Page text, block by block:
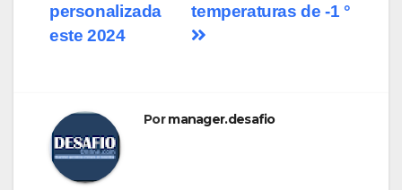
temperaturas de -1 °
personalizada
este 2024
Pormanager.desafio